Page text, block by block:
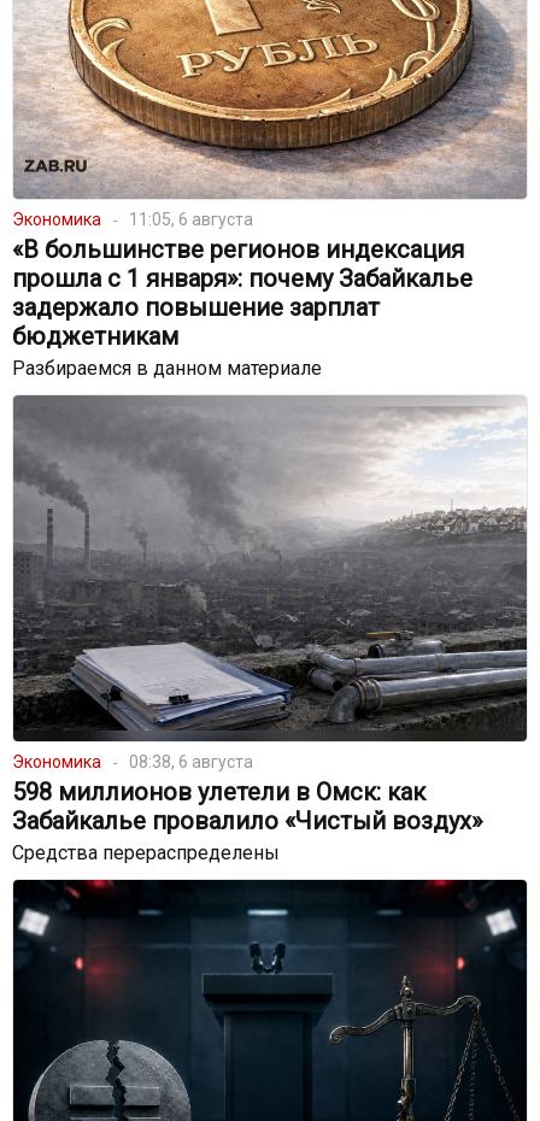
Экономика 11:05, 6 августа
«В большинстве регионов индексация
прошла с 1 января»: почему Забайкалье
задержало повышение зарплат
бюджетникам
Разбираемся в данном материале
Экономика 08:38, 6 августа
598 миллионов улетели в Омск: как
Забайкалье провалило «Чистый воздух»
Средства перераспределены